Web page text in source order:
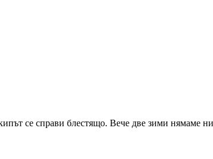
се справи блестящо. Вече две зими нямаме